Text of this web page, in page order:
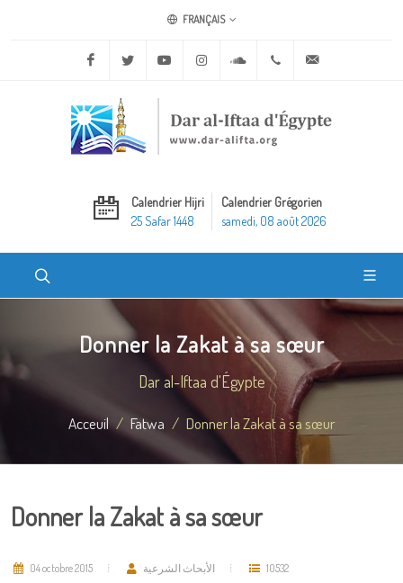
FRANÇAIS
Facebook Twitter Youtube Instagram Soundcloud+20 2 25970400
Calendrier Hijri
25 Safar 1448
Calendrier Grégorien
samedi, 08 août 2026
Donner la Zakat à sa sœur
Dar al-Iftaa d'Égypte
Acceuil Fatwa Donner la Zakat à sa sœur
Donner la Zakat à sa sœur
04 octobre 2015 الأبحاث الشرعية 10532